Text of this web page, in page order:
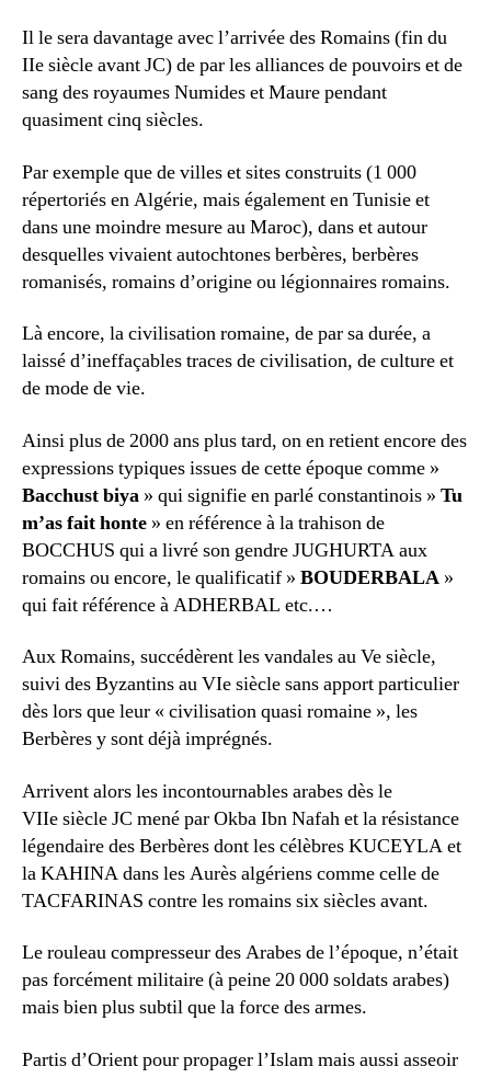
Il le sera davantage avec l’arrivée des Romains (fin du
IIe siècle avant JC) de par les alliances de pouvoirs et de
sang des royaumes Numides et Maure pendant
quasiment cinq siècles.
Par exemple que de villes et sites construits (1 000
répertoriés en Algérie, mais également en Tunisie et
dans une moindre mesure au Maroc), dans et autour
desquelles vivaient autochtones berbères, berbères
romanisés, romains d’origine ou légionnaires romains.
Là encore, la civilisation romaine, de par sa durée, a
laissé d’ineffaçables traces de civilisation, de culture et
de mode de vie.
Ainsi plus de 2000 ans plus tard, on en retient encore des
expressions typiques issues de cette époque comme »
Bacchust biya » qui signifie en parlé constantinois » Tu
m’as fait honte » en référence à la trahison de
BOCCHUS qui a livré son gendre JUGHURTA aux
romains ou encore, le qualificatif » BOUDERBALA »
qui fait référence à ADHERBAL etc.…
Aux Romains, succédèrent les vandales au Ve siècle,
suivi des Byzantins au VIe siècle sans apport particulier
dès lors que leur « civilisation quasi romaine », les
Berbères y sont déjà imprégnés.
Arrivent alors les incontournables arabes dès le
VIIe siècle JC mené par Okba Ibn Nafah et la résistance
légendaire des Berbères dont les célèbres KUCEYLA et
la KAHINA dans les Aurès algériens comme celle de
TACFARINAS contre les romains six siècles avant.
Le rouleau compresseur des Arabes de l’époque, n’était
pas forcément militaire (à peine 20 000 soldats arabes)
mais bien plus subtil que la force des armes.
Partis d’Orient pour propager l’Islam mais aussi asseoir